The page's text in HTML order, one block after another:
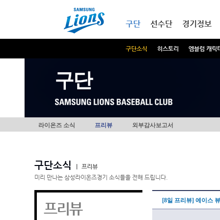
구단
구단소식 히스토리 엠블럼 캐릭
선수단 경기정보
구단
라이온즈 소식 프리뷰 외부감사보고서
구단소식
프리뷰
미리 만나는 삼성라이온즈경기 소식들을 전해 드립니다.
프리뷰 [8일 프리뷰] 에이스